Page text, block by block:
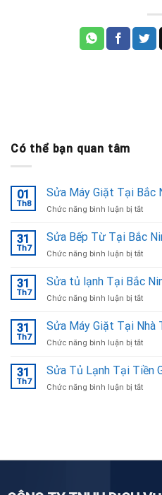
Có thể bạn quan tâm
01
Th8
Sửa Máy Giặt Tại Bắc
Chức năng bình luận bị tắtở
Máy
Tại
Ninh
31
Th7
Sửa Bếp Từ Tại Bắc
Chức năng bình luận bị tắtở
Bếp
Tại
Ninh
31
Th7
Sửa tủ lạnh Tại Bắc
Chức năng bình luận bị tắtở
tủ
Tại
Ninh
31
Th7
Sửa Máy Giặt Tại Nhà
Chức năng bình luận bị tắtở
Máy
Giặt
Tại
31
Th7
Sửa Tủ Lạnh Tại Tiền
Chức năng bình luận bị tắtở